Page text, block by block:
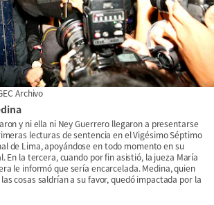
Archivo
y ni ella ni Ney Guerrero llegaron a presentarse
lecturas de sentencia en el Vigésimo Séptimo
de Lima, apoyándose en todo momento en su
En la tercera, cuando por fin asistió, la jueza María
le informó que sería encarcelada. Medina, quien
cosas saldrían a su favor, quedó impactada por la